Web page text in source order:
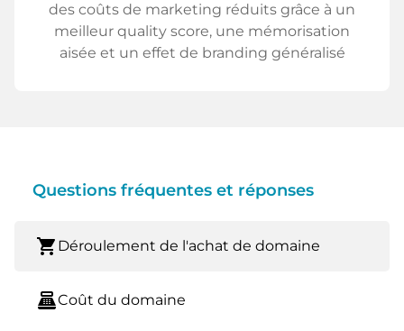
des coûts de marketing réduits grâce à un
meilleur quality score, une mémorisation
aisée et un effet de branding généralisé
Questions fréquentes et réponses
shopping_cart Déroulement de l'achat de domaine
point_of_saleCoût du domaine